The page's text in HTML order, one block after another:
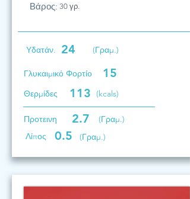
Βάρος: 30 γρ.
Υδατάν. 24 (Γραμ.)
Γλυκαιμικό Φορτίο 15
Θερμίδες 113 (kcals)
Προτεινη 2.7
(Γραμ.)
Λίπος
0.5 (Γραμ.)